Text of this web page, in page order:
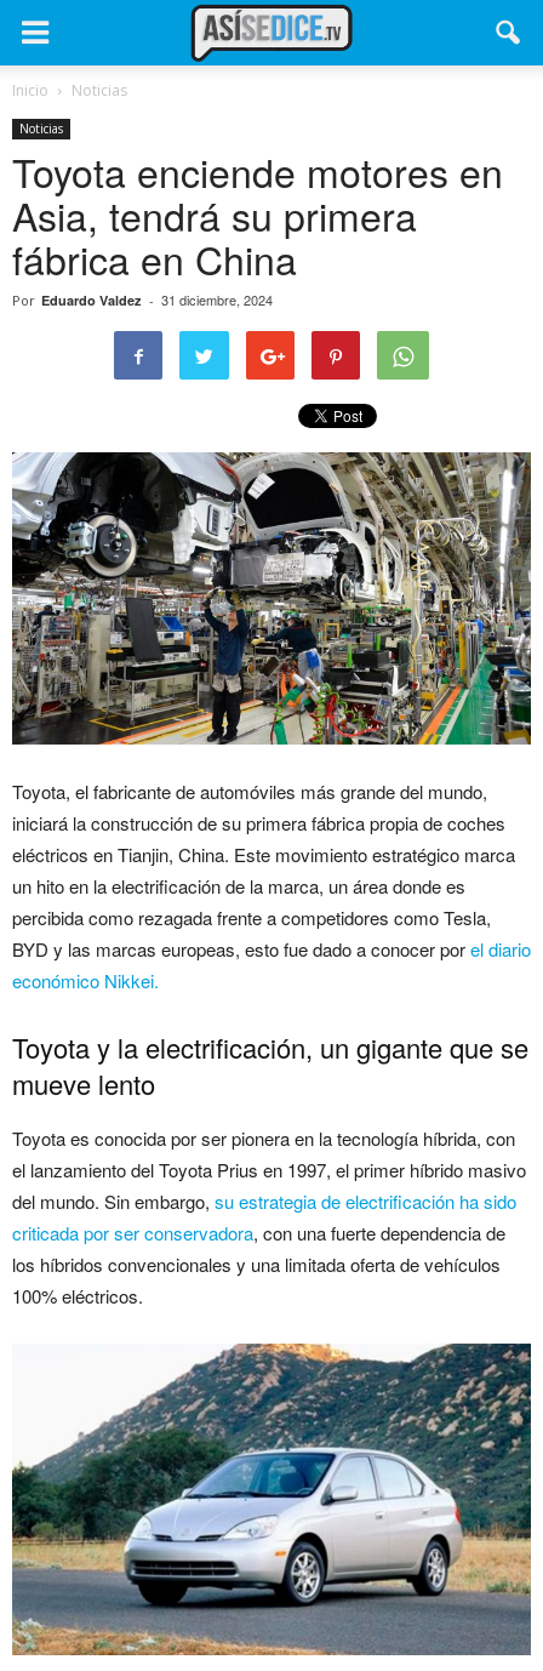
Inicio Noticias
Noticias
Toyota enciende motores en
Asia, tendrá su primera
fábrica en China
Por Eduardo Valdez - 31 diciembre, 2024
Toyota, el fabricante de automóviles más grande del mundo,
iniciará la construcción de su primera fábrica propia de coches
eléctricos en Tianjin, China. Este movimiento estratégico marca
un hito en la electrificación de la marca, un área donde es
percibida como rezagada frente a competidores como Tesla,
BYD y las marcas europeas, esto fue dado a conocer porel diario
económico Nikkei.
Toyota y la electrificación, un gigante que se
mueve lento
Toyota es conocida por ser pionera en la tecnología híbrida, con
el lanzamiento del Toyota Prius en 1997, el primer híbrido masivo
del mundo. Sin embargo, su estrategia de electrificación ha sido
criticada por ser conservadora, con una fuerte dependencia de
los híbridos convencionales y una limitada oferta de vehículos
100% eléctricos.